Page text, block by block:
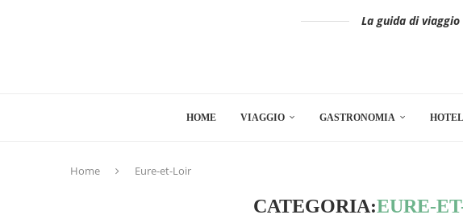
La guida di
HOME VIAGGIO GASTRONOMIA HOTEL
Home Eure-et-Loir
CATEGORIA:EURE-